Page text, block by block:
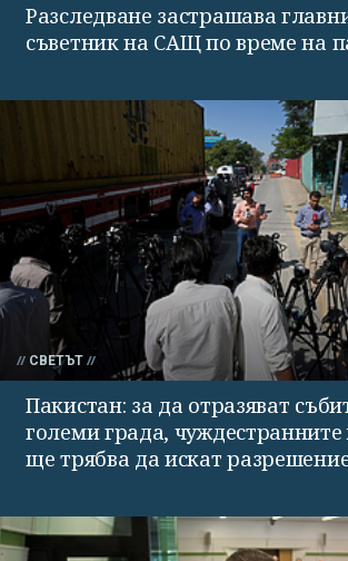
Разследване застрашава
съветник на САЩ по време на
СВЕТЪТ
Пакистан: за да отразяват
големи града,
ще трябва да искат